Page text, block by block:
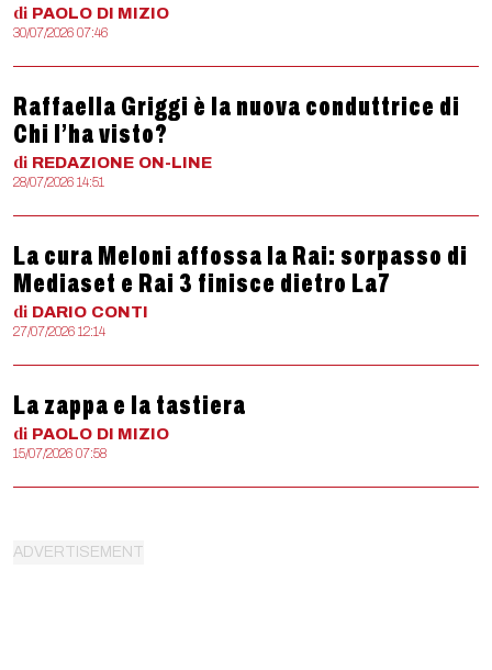
di PAOLO DI MIZIO
30/07/2026 07:46
Raffaella Griggi è la nuova conduttrice di
Chi l’ha visto?
di REDAZIONE ON-LINE
28/07/2026 14:51
La cura Meloni affossa la Rai: sorpasso di
Mediaset e Rai 3 finisce dietro La7
di DARIO CONTI
27/07/2026 12:14
La zappa e la tastiera
di PAOLO DI MIZIO
15/07/2026 07:58